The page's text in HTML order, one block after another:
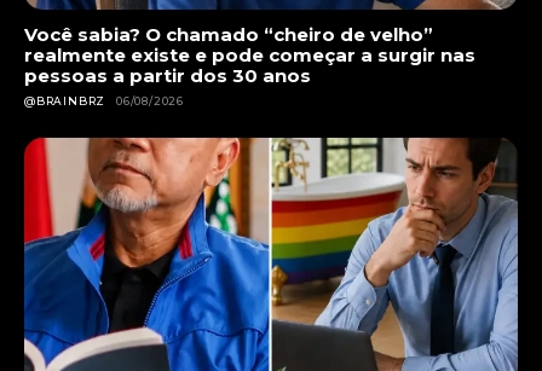
Você sabia? O chamado “cheiro de velho”
realmente existe e pode começar a surgir nas
pessoas a partir dos 30 anos
@BRAINBRZ 06/08/2026